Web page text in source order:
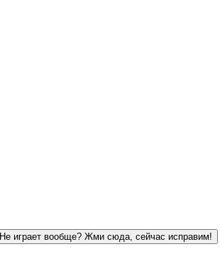
Не играет вообще? Жми сюда, сейчас исправим!